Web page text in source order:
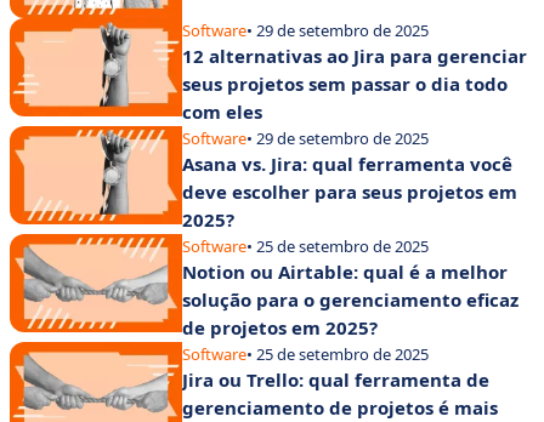
Software• 29 de setembro de 2025
12 alternativas ao Jira para gerenciar
seus projetos sem passar o dia todo
com eles
Software• 29 de setembro de 2025
Asana vs. Jira: qual ferramenta você
deve escolher para seus projetos em
2025?
Software• 25 de setembro de 2025
Notion ou Airtable: qual é a melhor
solução para o gerenciamento eficaz
de projetos em 2025?
Software• 25 de setembro de 2025
Jira ou Trello: qual ferramenta de
gerenciamento de projetos é mais